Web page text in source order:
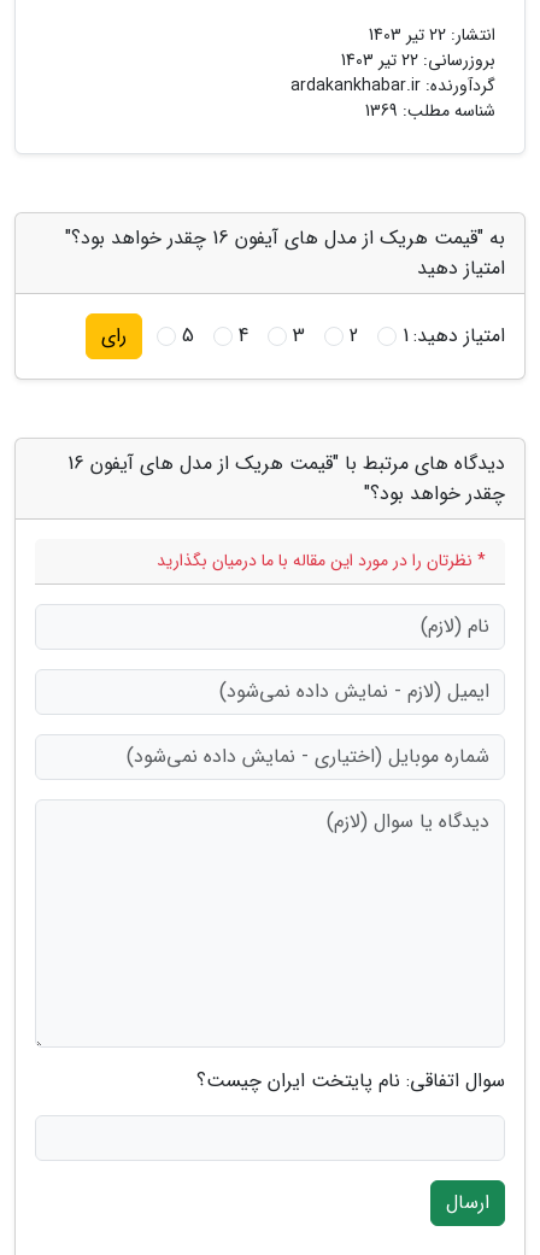
انتشار: 22 تیر 1403
بروزرسانی: 22 تیر 1403
گردآورنده: ardakankhabar.ir
شناسه مطلب: 1369
به "قیمت هریک از مدل های آیفون 16 چقدر خواهد بود؟"
امتیاز دهید
امتیاز دهید:1
2
3
4
5 رای
دیدگاه های مرتبط با "قیمت هریک از مدل های آیفون 16
چقدر خواهد بود؟"
* نظرتان را در مورد این مقاله با ما درمیان بگذارید
سوال اتفاقی: نام پایتخت ایران چیست؟
ارسال